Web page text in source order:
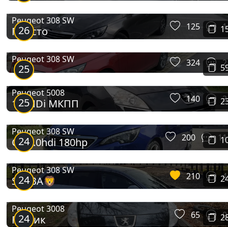
26
Peugeot 308 SW
Просто 125 1
25
Peugeot 308 SW 324 2
25
Peugeot 5008
1.6 HDi МКПП 140 3
24
Peugeot 308 SW
GT 2.0hdi 180hp 200 11
24
Peugeot 308 SW
SIMBA🦁 210 4
24
Peugeot 3008
Пижик 65 0